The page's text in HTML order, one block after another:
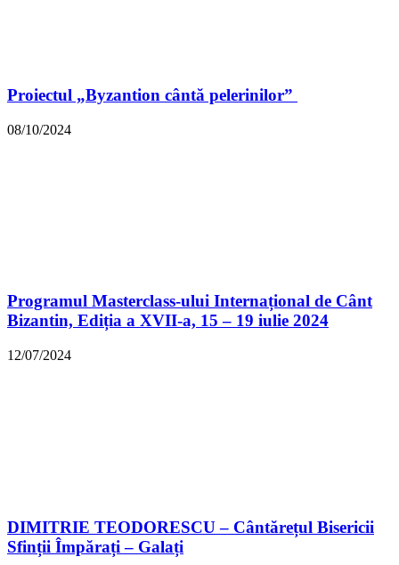
Proiectul „Byzantion cântă pelerinilor”
08/10/2024
Programul Masterclass-ului Internațional de Cânt
Bizantin, Ediția a XVII-a, 15 – 19 iulie 2024
12/07/2024
DIMITRIE TEODORESCU – Cântărețul Bisericii
Sfinții Împărați – Galați